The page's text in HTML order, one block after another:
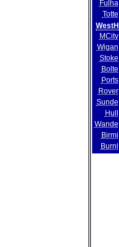
Fulha
Totte
WestH
MCity
Wigan
Stoke
Bolte
Ports
Rover
Sunde
Hull
Wande
Birmi
Burnl